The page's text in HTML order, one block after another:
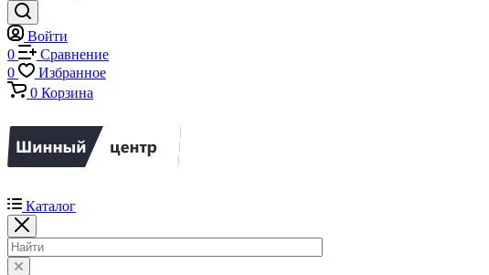
Войти
0
Сравнение
0
Избранное
0 Корзина
Каталог